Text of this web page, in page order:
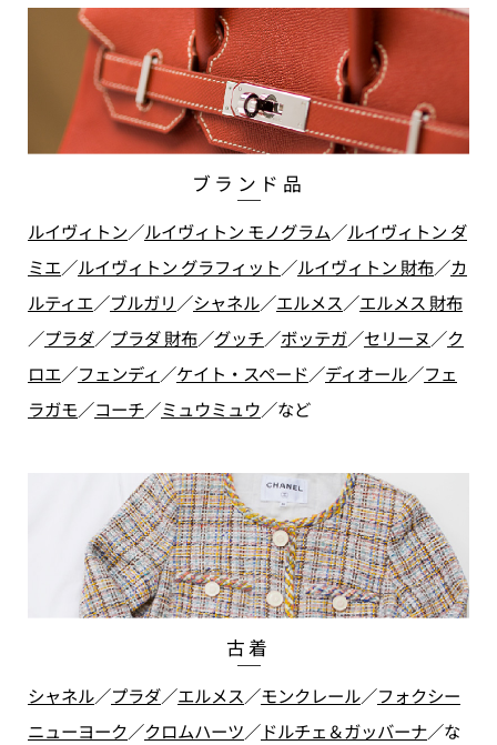
ブランド品
ルイヴィトン／ルイヴィトン モノグラム／ルイヴィトン ダ
ミエ／ルイヴィトン グラフィット／ルイヴィトン 財布／カ
ルティエ／ブルガリ ／シャネル／エルメス／エルメス 財布
／プラダ／プラダ 財布／グッチ／ボッテガ／セリーヌ／ク
ロエ／フェンディ ／ケイト・スペード／ディオール／フェ
ラガモ／コーチ／ミュウミュウ／など
古着
シャネル／プラダ／エルメス／モンクレール／フォクシー
ニューヨーク／クロムハーツ／ドルチェ＆ガッバーナ／な